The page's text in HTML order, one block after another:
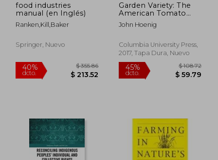
food industries
manual (en Inglés)
Ranken,kill,baker
Springer, Nuevo
Garden Variety: The
American Tomato
From Corporate to
Heirloom (Arts and
Table: Perspectives
on Culinary History)
John Hoenig
Columbia University Press,
2017, Tapa Dura, Nuevo